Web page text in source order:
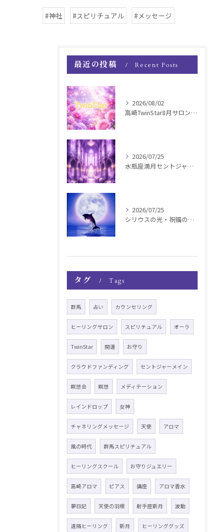
#神社 #スピリチュアル #メッセージ
最近の投稿 Recent Posts
2026/08/02
高崎TwinStar8月サロンお知らせ
2026/07/25
水瓶座満月セントジャーメインGSVF遠隔お知らせ
2026/07/25
シリウスの光・祝福の波動チャージ遠隔お知らせ〜銀河新年〜
タグ Tags
群馬 占い カウンセリング
ヒーリングサロン スピリチュアル オーラ
TwinStar 開運 お守り
クラウドファンディング セントジャーメイン
瞑想会 瞑想 メディテーション
レインドロップ 女神
チャネリングメッセージ 天使 アロマ
風の時代 群馬スピリチュアル
ヒーリングスクール お守りジュエリー
高崎アロマ ピアス 講座 アロマ香水
夢日記 天使の羽根 射手座新月 波動
遠隔ヒーリング 新月 ヒーリンググッズ